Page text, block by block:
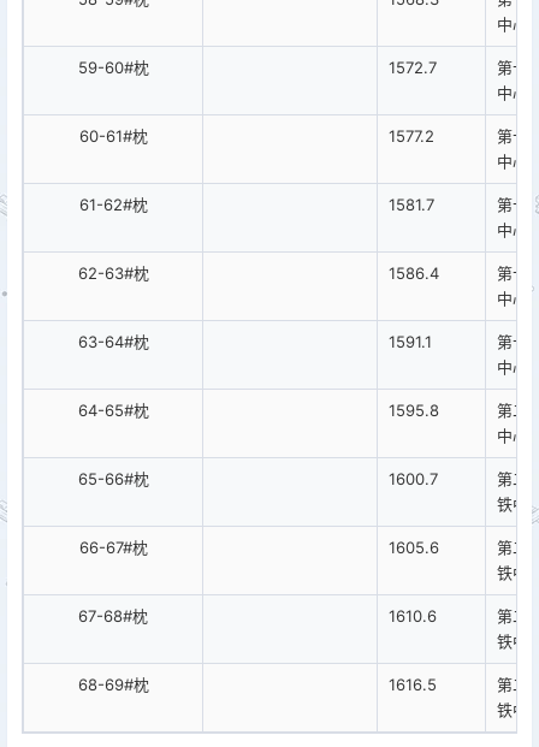
中心
59-60#枕 1572.7
第十
中心
60-61#枕 1577.2
第十
中心
61-62#枕 1581.7
第十
中心
62-63#枕 1586.4
第十
中心
63-64#枕 1591.1
第十
中心
64-65#枕 1595.8
第二
中心
65-66#枕 1600.7
第二
铁中
66-67#枕 1605.6
第二
铁中
67-68#枕 1610.6
第二
铁中
68-69#枕 1616.5
第二
铁中